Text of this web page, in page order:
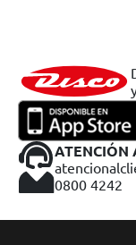
ATENCIÓN
0800 4242